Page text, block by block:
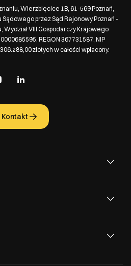
Wierzbięcice 1B, 61-569 Poznań,
przez Sąd Rejonowy Poznań -
Wydział VIII Gospodarczy Krajowego
REGON 367731587, NIP
złotych w całości wpłacony.
Kontakt